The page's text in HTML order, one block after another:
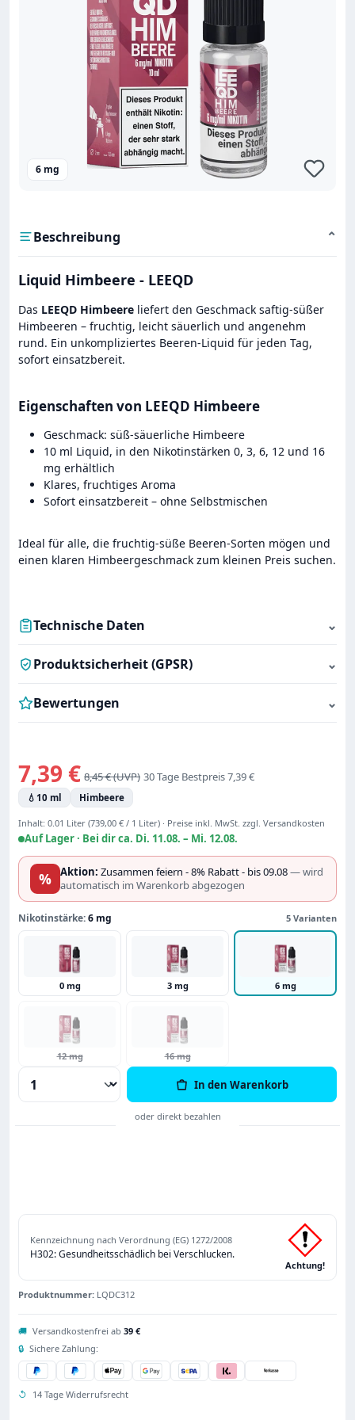
6 mg
Beschreibung ⌄
Liquid Himbeere - LEEQD
Das LEEQD Himbeere liefert den Geschmack saftig-süßer
Himbeeren – fruchtig, leicht säuerlich und angenehm
rund. Ein unkompliziertes Beeren-Liquid für jeden Tag,
sofort einsatzbereit.
Eigenschaften von LEEQD Himbeere
Geschmack: süß-säuerliche Himbeere
10 ml Liquid, in den Nikotinstärken 0, 3, 6, 12 und 16
mg erhältlich
Klares, fruchtiges Aroma
Sofort einsatzbereit – ohne Selbstmischen
Ideal für alle, die fruchtig-süße Beeren-Sorten mögen und
einen klaren Himbeergeschmack zum kleinen Preis suchen.
Technische Daten ⌄
Produktsicherheit (GPSR) ⌄
Bewertungen ⌄
Verkaufspreis:
7,39 € Regulärer Preis:
8,45 € 30 Tage Bestpreis 7,39 €
💧 10 ml Himbeere
Inhalt: 0.01 Liter (739,00 € / 1 Liter) · Preise inkl. MwSt. zzgl. Versandkosten
Auf Lager · Bei dir ca. Di. 11.08. – Mi. 12.08.
% Aktion: Zusammen feiern - 8% Rabatt - bis 09.08— wird
automatisch im Warenkorb abgezogen
Nikotinstärke:6 mg 5 Varianten
0 mg 3 mg 6 mg
12 mg 16 mg
Produkt Anzahl: Gib den gewünschten
In den Warenkorb
Kennzeichnung nach Verordnung (EG) 1272/2008
H302: Gesundheitsschädlich bei Verschlucken.
Achtung!
Produktnummer: LQDC312
🚚 Versandkostenfrei ab 39 €
🔒 Sichere Zahlung:
↺ 14 Tage Widerrufsrecht